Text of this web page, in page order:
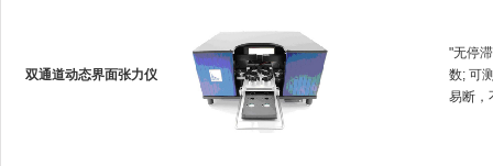
双通道动态界面张力仪
"无停
数; 可
易断